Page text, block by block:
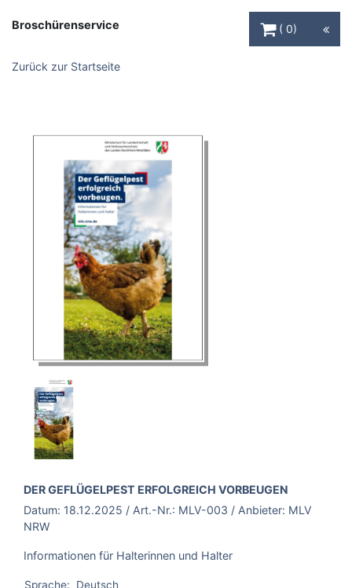
Broschürenservice
0
Zurück zur Startseite
BROSCHÜRE:
DER GEFLÜGELPEST ERFOLGREICH VORBEUGEN
Datum: 18.12.2025 / Art.-Nr.: MLV-003 / Anbieter: MLV
NRW
Informationen für Halterinnen und Halter
Sprache: Deutsch